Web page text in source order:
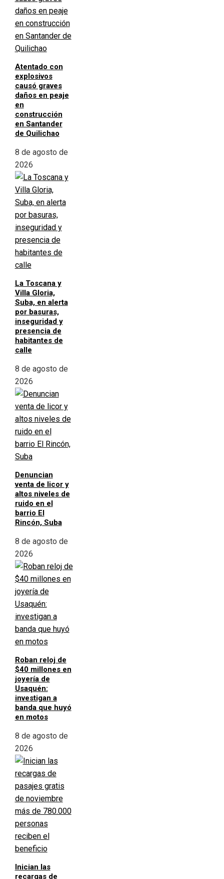
Atentado con
explosivos
causó graves
daños en peaje
en
construcción
en Santander
de Quilichao
8 de agosto de
2026
La Toscana y
Villa Gloria,
Suba, en alerta
por basuras,
inseguridad y
presencia de
habitantes de
calle
8 de agosto de
2026
Denuncian
venta de licor y
altos niveles de
ruido en el
barrio El
Rincón, Suba
8 de agosto de
2026
Roban reloj de
$40 millones en
joyería de
Usaquén:
investigan a
banda que huyó
en motos
8 de agosto de
2026
Inician las
recargas de